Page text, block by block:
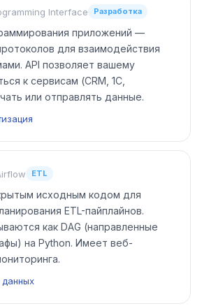
Interface Разработка
приложений —
для взаимодействия
API позволяет вашему
к сервисам (CRM, 1С,
или отправлять данные.
ETL
исходным кодом для
ETL-пайплайнов.
как DAG (направленные
на Python. Имеет веб-